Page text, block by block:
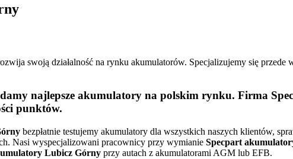
swoją działalność na rynku akumulatorów. Specjalizujemy się
najlepsze akumulatory na polskim rynku. Firma
punktów.
bezpłatnie testujemy akumulatory dla wszystkich naszych klientów,
Nasi wyspecjalizowani pracownicy przy wymianie Specpart
Lubicz Górny przy autach z akumulatorami AGM lub EFB.